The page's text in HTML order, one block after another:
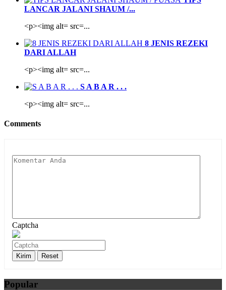
LANCAR JALANI SHAUM /...
<p><img alt= src=...
8 JENIS REZEKI
DARI ALLAH
<p><img alt= src=...
S A B A R . . .
<p><img alt= src=...
Comments
Captcha
Popular